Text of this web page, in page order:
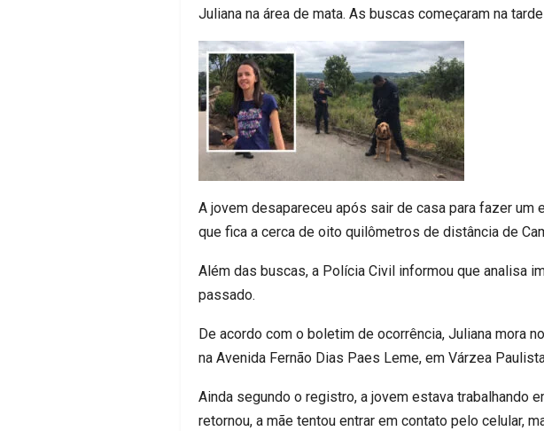
Juliana na área de mata. As buscas começaram na
A jovem desapareceu após sair de casa para fazer um
que fica a cerca de oito quilômetros de distância de
Além das buscas, a Polícia Civil informou que analisa
passado.
De acordo com o boletim de ocorrência, Juliana mora
na Avenida Fernão Dias Paes Leme, em Várzea
Ainda segundo o registro, a jovem estava trabalhando
retornou, a mãe tentou entrar em contato pelo celular,